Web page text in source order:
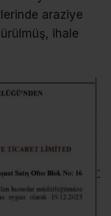
araziye
ihale